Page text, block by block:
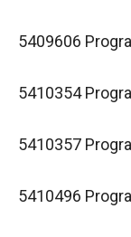
5409606
5410354
5410357
5410496